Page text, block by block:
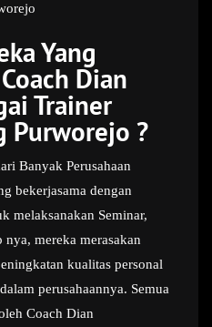
Yang
Dian
Trainer
Purworejo ?
Banyak Perusahaan
bekerjasama dengan
melaksanakan Seminar,
mereka merasakan
kualitas personal
perusahaannya. Semua
Coach Dian